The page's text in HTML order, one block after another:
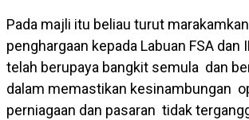
Pada majli itu beliau turut
penghargaan kepada Labuan FSA dan
telah berupaya bangkit semula dan
dalam memastikan kesinambungan
perniagaan dan pasaran tidak